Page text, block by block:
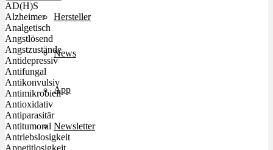
Hersteller
News
App
Newsletter
AD(H)S
Alzheimer
Analgetisch
Angstlösend
Angstzustände
Antidepressiv
Antifungal
Antikonvulsiv
Antimikrobiell
Antioxidativ
Antiparasitär
Antitumoral
Antriebslosigkeit